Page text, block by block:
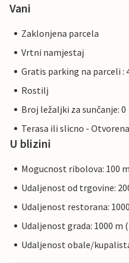
Vani
Zaklonjena parcela
Vrtni namjestaj
Gratis parking na parceli :
Rostilj
Broj ležaljki za sunčanje: 0
Terasa ili slicno -
U blizini
Mogucnost ribolova: 100 m
Udaljenost od trgovine:
Udaljenost restorana:
Udaljenost grada: 1000 m
Udaljenost obale/